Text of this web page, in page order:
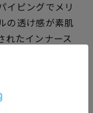
イピングでメリ
の透け感が素肌
れたインナース
。